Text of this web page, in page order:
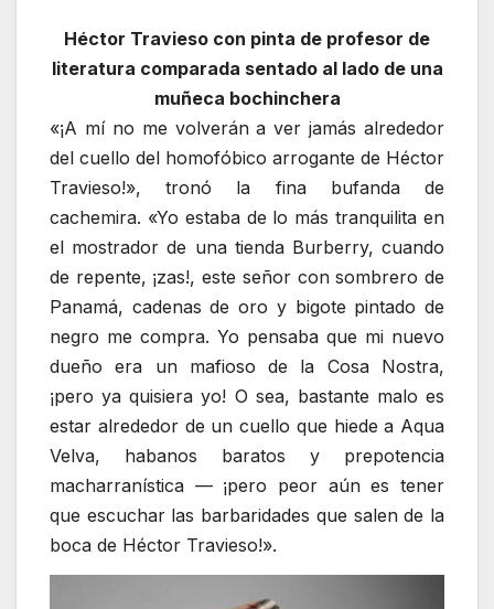
Héctor Travieso con pinta de profesor de
literatura comparada sentado al lado de una
muñeca bochinchera
«¡A mí no me volverán a ver jamás alrededor
del cuello del homofóbico arrogante de Héctor
Travieso!», tronó la fina bufanda de
cachemira. «Yo estaba de lo más tranquilita en
el mostrador de una tienda Burberry, cuando
de repente, ¡zas!, este señor con sombrero de
Panamá, cadenas de oro y bigote pintado de
negro me compra. Yo pensaba que mi nuevo
dueño era un mafioso de la Cosa Nostra,
¡pero ya quisiera yo! O sea, bastante malo es
estar alrededor de un cuello que hiede a Aqua
Velva, habanos baratos y prepotencia
macharranística — ¡pero peor aún es tener
que escuchar las barbaridades que salen de la
boca de Héctor Travieso!».